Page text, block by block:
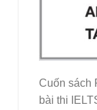
Cuốn sách
bài thi